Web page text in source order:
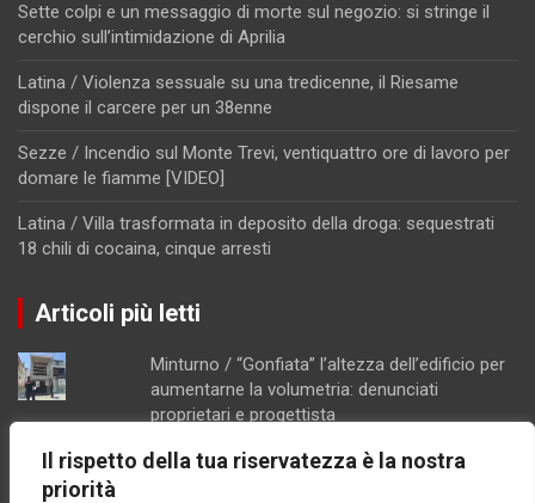
Il rispetto della tua riservatezza è la nostra
priorità
Sette colpi e un messaggio di morte sul negozio: si stringe il
cerchio sull’intimidazione di Aprilia
Latina / Violenza sessuale su una tredicenne, il Riesame
dispone il carcere per un 38enne
Sezze / Incendio sul Monte Trevi, ventiquattro ore di lavoro per
domare le fiamme [VIDEO]
Latina / Villa trasformata in deposito della droga: sequestrati
18 chili di cocaina, cinque arresti
Articoli più letti
Minturno / “Gonfiata” l’altezza dell’edificio per
aumentarne la volumetria: denunciati
proprietari e progettista
Costi lievitati per il ponte Tallini di Formia,
l'analisi della consigliera Immacolata Arnone